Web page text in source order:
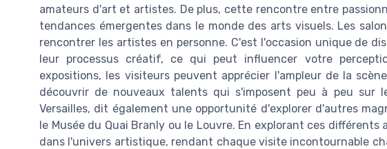
amateurs d'art et artistes. De plus, cette rencontre entre
tendances émergentes dans le monde des arts visuels. Les
rencontrer les artistes en personne. C'est l'occasion unique de
leur processus créatif, ce qui peut influencer votre
expositions, les visiteurs peuvent apprécier l'ampleur de la
découvrir de nouveaux talents qui s'imposent peu à peu sur
Versailles, dit également une opportunité d'explorer d'autres
le Musée du Quai Branly ou le Louvre. En explorant ces
dans l'univers artistique, rendant chaque visite incontournable